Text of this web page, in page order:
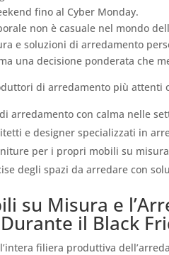
fino al Cyber Monday.
non è casuale nel mondo
e soluzioni di arredamento
una decisione ponderata che
di arredamento più
arredamento con calma nelle
e designer specializzati in
per i propri mobili su
degli spazi da arredare con
su Misura e
il Black
filiera produttiva